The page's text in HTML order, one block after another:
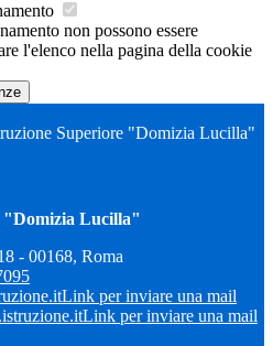
non possono essere
l'elenco nella pagina della cookie
Superiore "Domizia Lucilla"
"Domizia Lucilla"
- 00168, Roma
Link per inviare una mail
Link per inviare una mail